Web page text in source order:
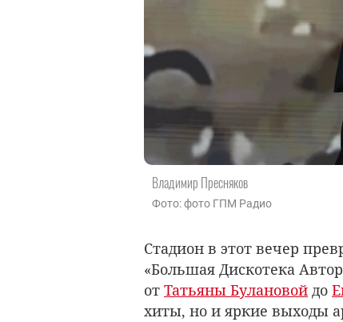
Владимир Пресняков
Фото: фото ГПМ Радио
Стадион в этот вечер
«Большая Дискотека
от Татьяны Булановой до
хиты, но и яркие выходы